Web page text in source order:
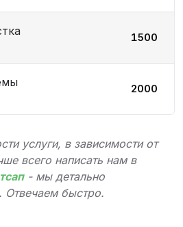
1500
2000
услуги, в зависимости от
всего написать нам в
- мы детально
Отвечаем быстро.